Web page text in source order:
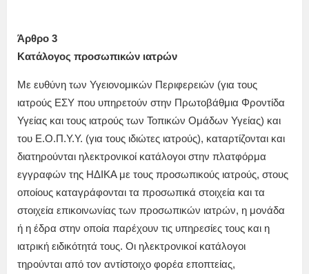
Άρθρο 3
Κατάλογος προσωπικών ιατρών
Με ευθύνη των Υγειονομικών Περιφερειών (για τους
ιατρούς ΕΣΥ που υπηρετούν στην Πρωτοβάθμια Φροντίδα
Υγείας και τους ιατρούς των Τοπικών Ομάδων Υγείας) και
του Ε.Ο.Π.Υ.Υ. (για τους ιδιώτες ιατρούς), καταρτίζονται και
διατηρούνται ηλεκτρονικοί κατάλογοι στην πλατφόρμα
εγγραφών της ΗΔΙΚΑ με τους προσωπικούς ιατρούς, στους
οποίους καταγράφονται τα προσωπικά στοιχεία και τα
στοιχεία επικοινωνίας των προσωπικών ιατρών, η μονάδα
ή η έδρα στην οποία παρέχουν τις υπηρεσίες τους και η
ιατρική ειδικότητά τους. Οι ηλεκτρονικοί κατάλογοι
τηρούνται από τον αντίστοιχο φορέα εποπτείας,